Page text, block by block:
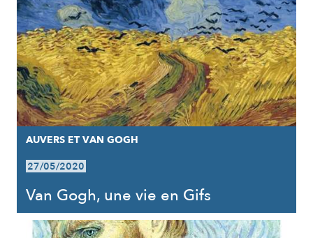
AUVERS ET VAN GOGH
27/05/2020
Van Gogh, une vie en Gifs